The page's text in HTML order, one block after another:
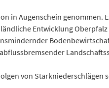
in Augenschein genommen.
Entwicklung
von Starkniederschlägen